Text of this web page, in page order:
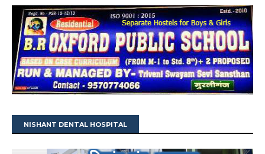
NISHANT DENTAL HOSPITAL